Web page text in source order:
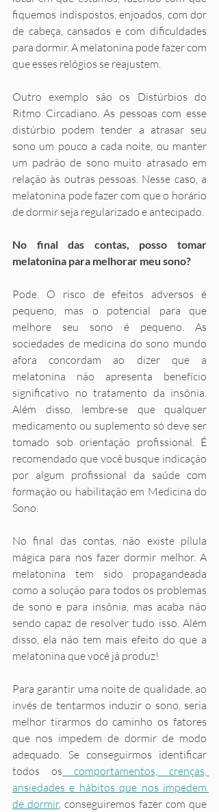
fiquemos indispostos, enjoados, com dor
de cabeça, cansados e com dificuldades
para dormir. A melatonina pode fazer com
que esses relógios se reajustem.
Outro exemplo são os Distúrbios do
Ritmo Circadiano. As pessoas com esse
distúrbio podem tender a atrasar seu
sono um pouco a cada noite, ou manter
um padrão de sono muito atrasado em
relação às outras pessoas. Nesse caso, a
melatonina pode fazer com que o horário
de dormir seja regularizado e antecipado.
No final das contas, posso tomar
melatonina para melhorar meu sono?
Pode. O risco de efeitos adversos é
pequeno, mas o potencial para que
melhore seu sono é pequeno. As
sociedades de medicina do sono mundo
afora concordam ao dizer que a
melatonina não apresenta benefício
significativo no tratamento da insônia.
Além disso, lembre-se que qualquer
medicamento ou suplemento só deve ser
tomado sob orientação profissional. É
recomendado que você busque indicação
por algum profissional da saúde com
formação ou habilitação em Medicina do
Sono.
No final das contas, não existe pílula
mágica para nos fazer dormir melhor. A
melatonina tem sido propagandeada
como a solução para todos os problemas
de sono e para insônia, mas acaba não
sendo capaz de resolver tudo isso. Além
disso, ela não tem mais efeito do que a
melatonina que você já produz!
Para garantir uma noite de qualidade, ao
invés de tentarmos induzir o sono, seria
melhor tirarmos do caminho os fatores
que nos impedem de dormir de modo
adequado. Se conseguirmos identificar
todos os comportamentos, crenças,
ansiedades e hábitos que nos impedem
de dormir, conseguiremos fazer com que